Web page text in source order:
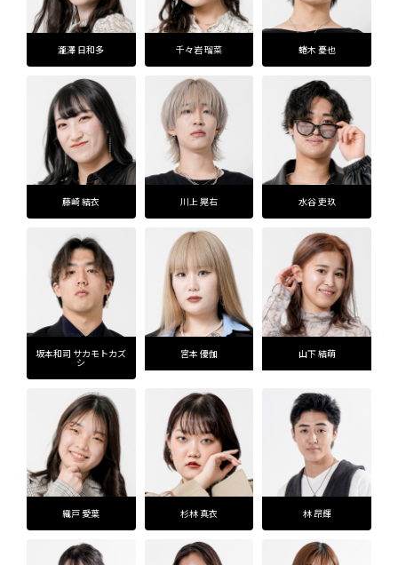
瀧澤 日和多 千々岩 瑠菜 蜷木 憂也
藤崎 結衣 川上 晃右 水谷 吏玖
坂本和司 サカモトカズ
シ
宮本 優伽 山下 結萌
織戸 愛葉 杉林 真衣 林 昂輝